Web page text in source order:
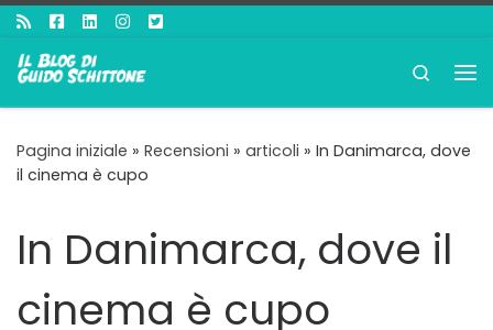
Passa al contenuto
Search
Pagina iniziale » Recensioni » articoli » In Danimarca, dove
il cinema è cupo
In Danimarca, dove il
cinema è cupo